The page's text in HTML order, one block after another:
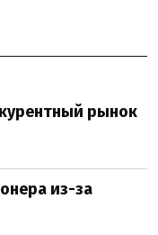
рынок
из-за